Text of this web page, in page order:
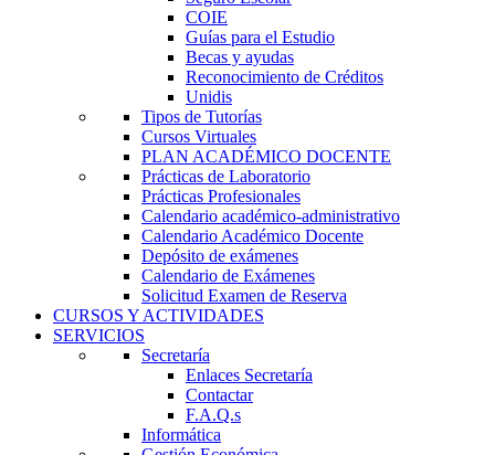
COIE
Guías para el Estudio
Becas y ayudas
Reconocimiento de Créditos
Unidis
Tipos de Tutorías
Cursos Virtuales
PLAN ACADÉMICO DOCENTE
Prácticas de Laboratorio
Prácticas Profesionales
Calendario académico-administrativo
Calendario Académico Docente
Depósito de exámenes
Calendario de Exámenes
Solicitud Examen de Reserva
CURSOS Y ACTIVIDADES
SERVICIOS
Secretaría
Enlaces Secretaría
Contactar
F.A.Q.s
Informática